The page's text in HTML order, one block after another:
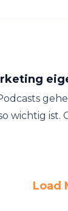
wichtig ist.
Load